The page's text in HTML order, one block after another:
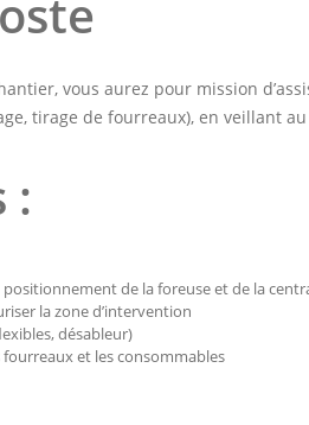
vous aurez pour mission
tirage de fourreaux), en veillant
:
de la foreuse et de la
la zone d’intervention
désableur)
fourreaux et les consommables